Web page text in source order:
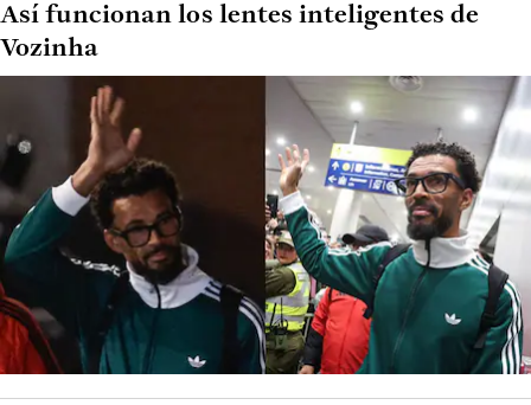
Así funcionan los lentes inteligentes de
Vozinha